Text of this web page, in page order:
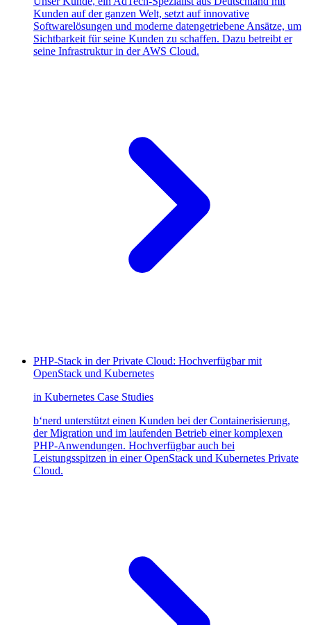
Kunden auf der ganzen Welt, setzt auf innovative
Softwarelösungen und moderne datengetriebene Ansätze, um
Sichtbarkeit für seine Kunden zu schaffen. Dazu betreibt er
seine Infrastruktur in der AWS Cloud.
PHP-Stack in der Private Cloud: Hochverfügbar mit
OpenStack und Kubernetes
in Kubernetes Case Studies
b‘nerd unterstützt einen Kunden bei der Containerisierung,
der Migration und im laufenden Betrieb einer komplexen
PHP-Anwendungen. Hochverfügbar auch bei
Leistungsspitzen in einer OpenStack und Kubernetes Private
Cloud.